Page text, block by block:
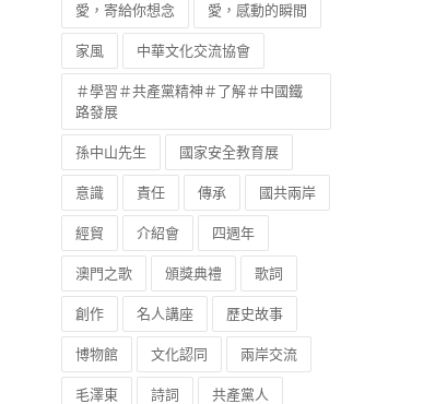
愛，寄給你想念 愛，感動的瞬間
家風 中華文化交流協會
＃學習＃共產黨精神＃了解＃中國鐵
路發展
孫中山先生 國家安全教育展
意識 責任 傳承 國共兩岸
經貿 介紹會 四週年
澳門之歌 頒獎典禮 歌詞
創作 名人講座 歷史故事
博物館 文化認同 兩岸交流
毛澤東 詩詞 共產黨人